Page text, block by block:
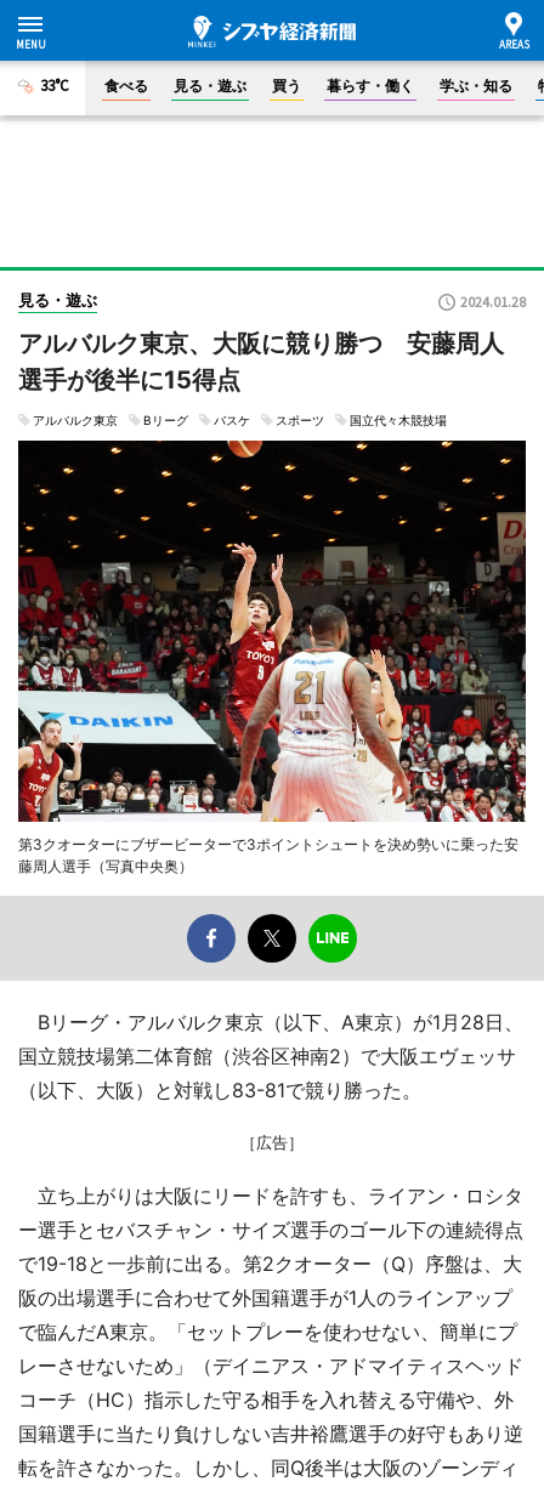
33°C 食べる 見る・遊ぶ 買う 暮らす・働く 学ぶ・知る
見る・遊ぶ 2024.01.28
アルバルク東京、大阪に競り勝つ 安藤周人
選手が後半に15得点
アルバルク東京 Bリーグ バスケ スポーツ 国立代々木競技場
第3クオーターにブザービーターで3ポイントシュートを決め勢いに乗った安
藤周人選手（写真中央奥）
Bリーグ・アルバルク東京（以下、A東京）が1月28日、
国立競技場第二体育館（渋谷区神南2）で大阪エヴェッサ
（以下、大阪）と対戦し83-81で競り勝った。
［広告］
立ち上がりは大阪にリードを許すも、ライアン・ロシタ
ー選手とセバスチャン・サイズ選手のゴール下の連続得点
で19-18と一歩前に出る。第2クオーター（Q）序盤は、大
阪の出場選手に合わせて外国籍選手が1人のラインアップ
で臨んだA東京。「セットプレーを使わせない、簡単にプ
レーさせないため」（デイニアス・アドマイティスヘッド
コーチ（HC）指示した守る相手を入れ替える守備や、外
国籍選手に当たり負けしない吉井裕鷹選手の好守もあり逆
転を許さなかった。しかし、同Q後半は大阪のゾーンディ